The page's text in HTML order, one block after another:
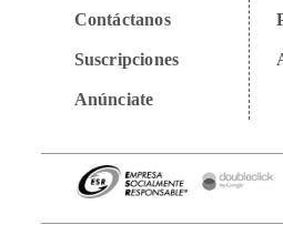
Contáctanos
Suscripciones
Anúnciate